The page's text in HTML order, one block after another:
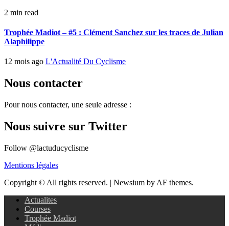
2 min read
Trophée Madiot – #5 : Clément Sanchez sur les traces de Julian
Alaphilippe
12 mois ago L'Actualité Du Cyclisme
Nous contacter
Pour nous contacter, une seule adresse :
Nous suivre sur Twitter
Follow @lactuducyclisme
Mentions légales
Copyright © All rights reserved. | Newsium by AF themes.
Actualites
Courses
Trophée Madiot